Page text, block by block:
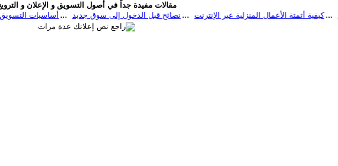
مقالات مفيدة جداً في أصول التسويق و الإعلان و
كيفية أتمتة الأعمال المنزلية عبر الإنترنت
نصائح قبل الدخول